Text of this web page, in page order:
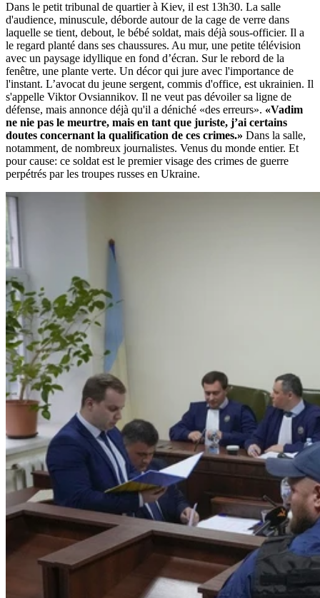
Dans le petit tribunal de quartier à Kiev, il est 13h30. La salle
d'audience, minuscule, déborde autour de la cage de verre dans
laquelle se tient, debout, le bébé soldat, mais déjà sous-officier. Il a
le regard planté dans ses chaussures. Au mur, une petite télévision
avec un paysage idyllique en fond d’écran. Sur le rebord de la
fenêtre, une plante verte. Un décor qui jure avec l'importance de
l'instant. L’avocat du jeune sergent, commis d'office, est ukrainien. Il
s'appelle Viktor Ovsiannikov. Il ne veut pas dévoiler sa ligne de
défense, mais annonce déjà qu'il a déniché «des erreurs». «Vadim
ne nie pas le meurtre, mais en tant que juriste, j’ai certains
doutes concernant la qualification de ces crimes.» Dans la salle,
notamment, de nombreux journalistes. Venus du monde entier. Et
pour cause: ce soldat est le premier visage des crimes de guerre
perpétrés par les troupes russes en Ukraine.